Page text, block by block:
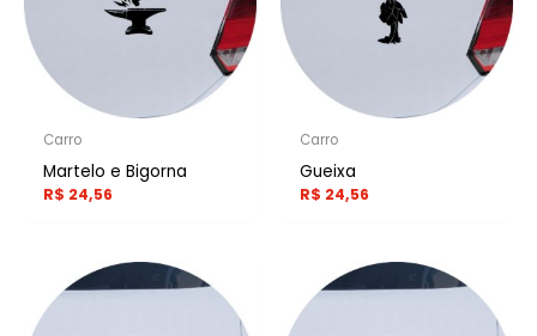
Carro
Martelo e Bigorna
R$ 24,56
Carro
Gueixa
R$ 24,56